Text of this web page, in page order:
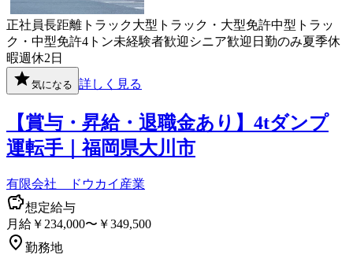
正社員長距離 トラック大型トラック・大型免許中型トラッ
ク・中型免許4トン未経験者歓迎 シニア歓迎 日勤のみ夏季休
暇週休2日
気になる 詳しく見る
【賞与・昇給・退職金あり】4tダンプ
運転手｜福岡県大川市
有限会社 ドウカイ産業
想定給与
月給￥234,000〜￥349,500
勤務地